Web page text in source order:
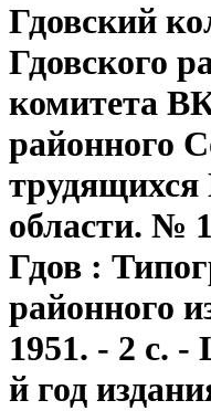
Гдовский
Гдовского
комитета
районного
трудящихся
области. №
Гдов :
районного
1951. - 2 с. -
й год